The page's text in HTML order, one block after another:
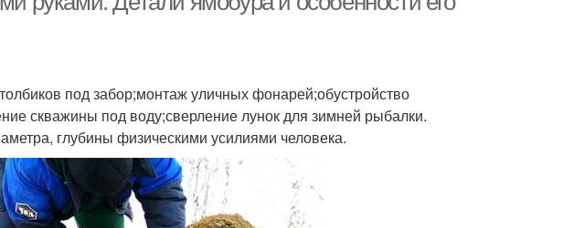
под забор;монтаж уличных фонарей;обустройство
скважины под воду;сверление лунок для зимней рыбалки.
глубины физическими усилиями человека.